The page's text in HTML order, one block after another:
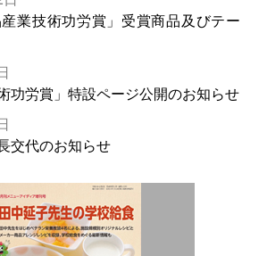
産業技術功労賞」受賞商品及びテー
功労賞」特設ページ公開のお知らせ
交代のお知らせ